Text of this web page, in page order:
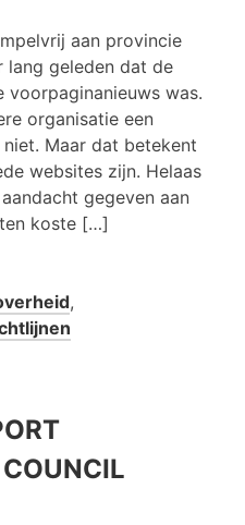
aan provincie
lang geleden dat de
voorpaginanieuws was.
organisatie een
Maar dat betekent
websites zijn. Helaas
gegeven aan
koste […]
,